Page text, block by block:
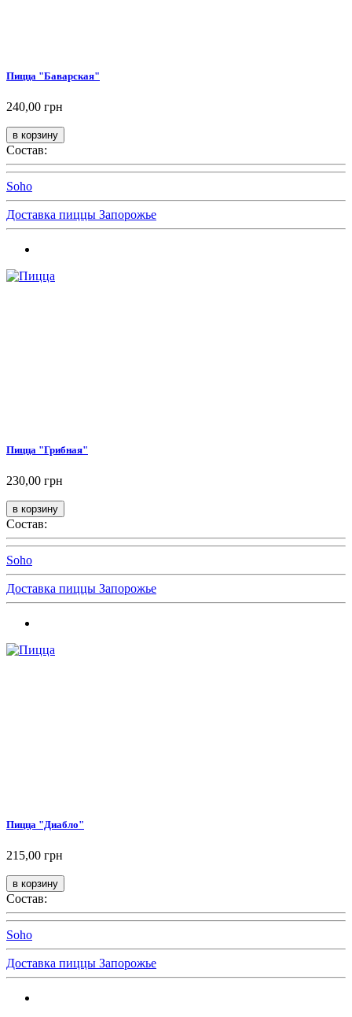
Пицца "Баварская"
240,00 грн
Состав:
Soho
Доставка пиццы Запорожье
Пицца "Грибная"
230,00 грн
Состав:
Soho
Доставка пиццы Запорожье
Пицца "Диабло"
215,00 грн
Состав:
Soho
Доставка пиццы Запорожье